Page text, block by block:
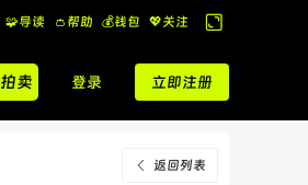
🧩导读 👛帮助 💰️钱包 💖关注
换
到
宽
版
拍卖 登录 立即注册
返回列表